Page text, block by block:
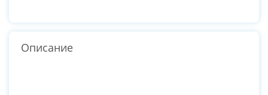
Описание